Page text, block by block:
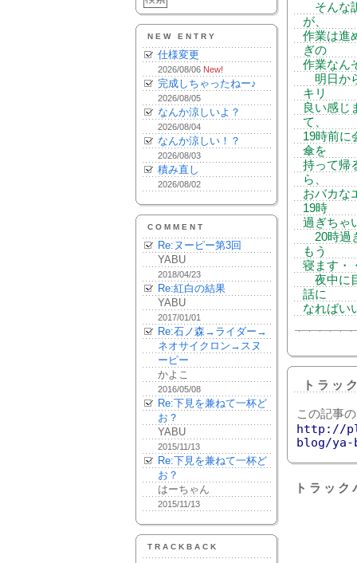
NEW ENTRY
仕様変更
2026/08/06 New!
完成しちゃったねー♪
2026/08/05
なんか涼しいよ？
2026/08/04
なんか涼しい！？
2026/08/03
積み直し
2026/08/02
COMMENT
Re:ヌーピー第3回
YABU
2018/04/23
Re:紅白の結果
YABU
2017/01/01
Re:石ノ森→ライダー→
ネオサイクロン→スヌ
ーピー
かよこ
2016/05/08
Re:下見を兼ねて一杯ど
お？
YABU
2015/11/13
Re:下見を兼ねて一杯ど
お？
はーちゃん
2015/11/13
TRACKBACK
そんな
が、
作業は進
ぎの
作業なん
明日か
キリ
良い感じ
て、
19時前に
傘を
持って帰
ら、
おバカな
19時
過ぎちゃ
20時過
もう
寝ます・
夜中に
話に
なればい
トラッ
この記事
http://
blog/
トラッ